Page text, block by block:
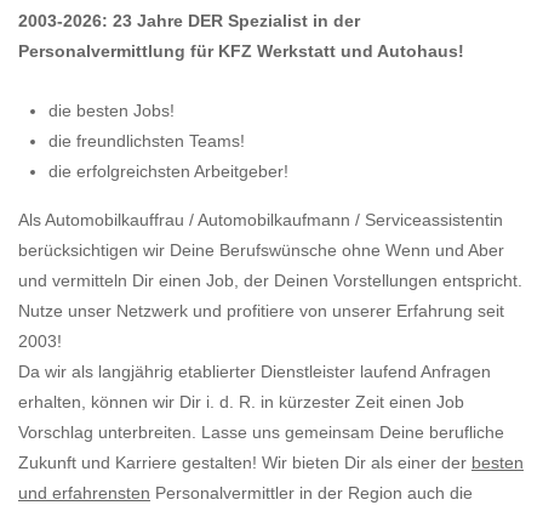
2003-2026: 23 Jahre DER Spezialist in der
Personalvermittlung für KFZ Werkstatt und Autohaus!
die besten Jobs!
die freundlichsten Teams!
die erfolgreichsten Arbeitgeber!
Als Automobilkauffrau / Automobilkaufmann / Serviceassistentin
berücksichtigen wir Deine Berufswünsche ohne Wenn und Aber
und vermitteln Dir einen Job, der Deinen Vorstellungen entspricht.
Nutze unser Netzwerk und profitiere von unserer Erfahrung seit
2003!
Da wir als langjährig etablierter Dienstleister laufend Anfragen
erhalten, können wir Dir i. d. R. in kürzester Zeit einen Job
Vorschlag unterbreiten. Lasse uns gemeinsam Deine berufliche
Zukunft und Karriere gestalten! Wir bieten Dir als einer der besten
und erfahrensten Personalvermittler in der Region auch die